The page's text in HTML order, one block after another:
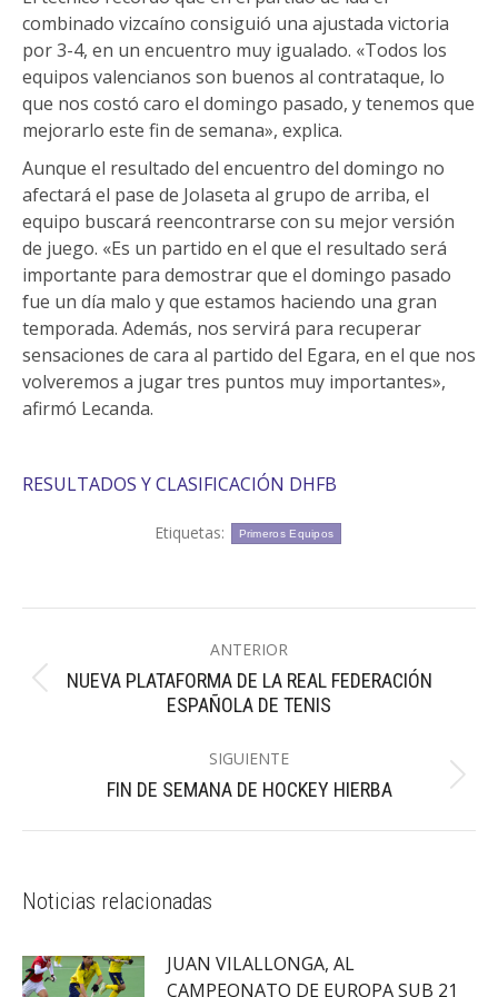
combinado vizcaíno consiguió una ajustada victoria
por 3-4, en un encuentro muy igualado. «Todos los
equipos valencianos son buenos al contrataque, lo
que nos costó caro el domingo pasado, y tenemos que
mejorarlo este fin de semana», explica.
Aunque el resultado del encuentro del domingo no
afectará el pase de Jolaseta al grupo de arriba, el
equipo buscará reencontrarse con su mejor versión
de juego. «Es un partido en el que el resultado será
importante para demostrar que el domingo pasado
fue un día malo y que estamos haciendo una gran
temporada. Además, nos servirá para recuperar
sensaciones de cara al partido del Egara, en el que nos
volveremos a jugar tres puntos muy importantes»,
afirmó Lecanda.
RESULTADOS Y CLASIFICACIÓN DHFB
Etiquetas: Primeros Equipos
entre
publicaciones
ANTERIOR
Publicación
anterior:
NUEVA PLATAFORMA DE LA REAL FEDERACIÓN
ESPAÑOLA DE TENIS
SIGUIENTE
Publicación
FIN DE SEMANA DE HOCKEY HIERBA
Noticias relacionadas
JUAN VILALLONGA, AL
CAMPEONATO DE EUROPA SUB 21